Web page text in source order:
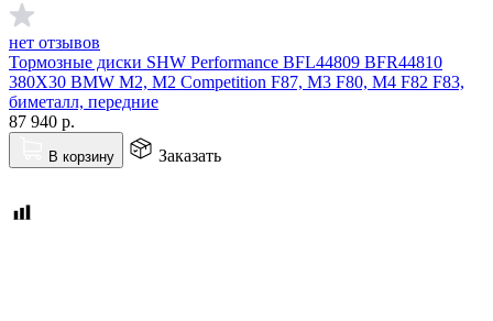
нет отзывов
Тормозные диски SHW Performance BFL44809 BFR44810
380X30 BMW M2, M2 Competition F87, M3 F80, M4 F82 F83,
биметалл, передние
87 940 р.
В корзину Заказать